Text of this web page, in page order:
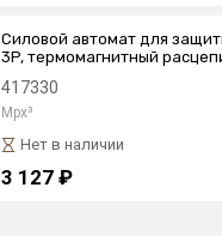
Силовой автомат для
3P, термомагнитный
417330
Mpx³
Нет в наличии
3 127 ₽